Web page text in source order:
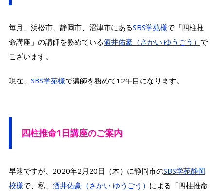
毎月、浜松市、静岡市、沼津市にあるSBS学苑様で「四柱推
命講座」の講師を務めている酒井佑豪（さかい ゆうごう） で
ございます。
現在、 SBS学苑様で講師を務めて12年目になります。
四柱推命1日講座のご案内
早速ですが、2020年2月20日（木）に静岡市のSBS学苑静岡
校様で、私、 酒井佑豪（さかい ゆうごう） による「四柱推命